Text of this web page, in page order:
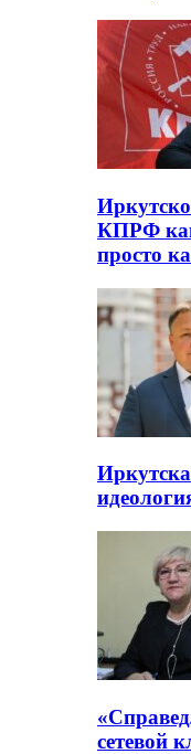
КПРФ
просто
сетевой